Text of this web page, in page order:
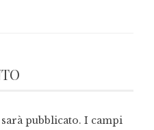
pubblicato. I campi